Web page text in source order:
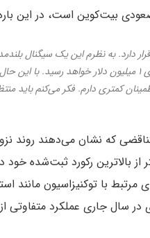
بیت‌کوین است، در این
قرار دارد. به نظرم این یک سیگنال
در ۱۰ سال آینده به بالای ۱ میلیون دلار
کمتری دارم. فکر می‌کنم باید
که نشان می‌دهند روند